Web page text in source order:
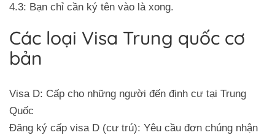
4.3: Bạn chỉ cần ký tên vào là xong.
Các loại Visa Trung quốc cơ
bản
Visa D: Cấp cho những người đến định cư tại Trung
Quốc
Đăng ký cấp visa D (cư trú): Yêu cầu đơn chúng nhận